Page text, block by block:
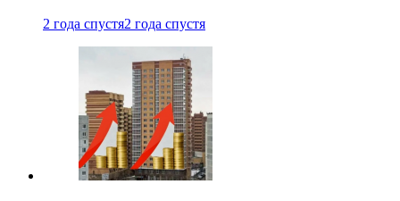
2 года спустя2 года спустя